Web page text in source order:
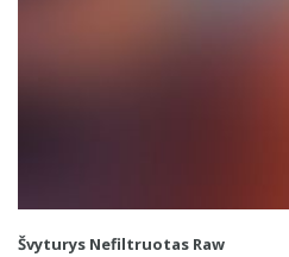
Švyturys Nefiltruotas Raw